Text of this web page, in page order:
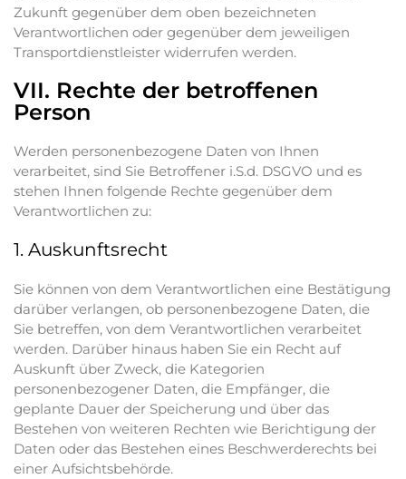
Zukunft gegenüber dem oben bezeichneten
Verantwortlichen oder gegenüber dem jeweiligen
Transportdienstleister widerrufen werden.
VII. Rechte der betroffenen
Person
Werden personenbezogene Daten von Ihnen
verarbeitet, sind Sie Betroffener i.S.d. DSGVO und es
stehen Ihnen folgende Rechte gegenüber dem
Verantwortlichen zu:
1. Auskunftsrecht
Sie können von dem Verantwortlichen eine Bestätigung
darüber verlangen, ob personenbezogene Daten, die
Sie betreffen, von dem Verantwortlichen verarbeitet
werden. Darüber hinaus haben Sie ein Recht auf
Auskunft über Zweck, die Kategorien
personenbezogener Daten, die Empfänger, die
geplante Dauer der Speicherung und über das
Bestehen von weiteren Rechten wie Berichtigung der
Daten oder das Bestehen eines Beschwerderechts bei
einer Aufsichtsbehörde.